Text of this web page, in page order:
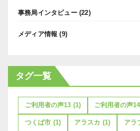
事務局インタビュー(22)
メディア情報 (9)
タグ一覧
ご利用者の声13 (1) ご利用者の声14
つくば市 (1) アラスカ (1) アラ